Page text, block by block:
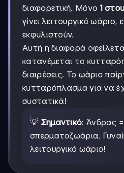
διαφορετική. Μόνο 1
γίνει λειτουργικό ωάριο,
εκφυλιστούν.
Αυτή η διαφορά
κατανέμεται το
διαιρέσεις. Το ωάριο
κυτταρόπλασμα για να
συστατικά!
💡 Σημαντικό: Άνδρας =
σπερματοζωάρια,
λειτουργικό ωάριο!